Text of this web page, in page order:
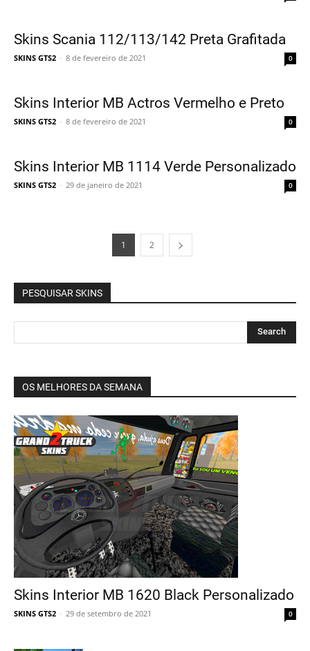
Skins Scania 112/113/142 Preta Grafitada
SKINS GTS2 - 8 de fevereiro de 2021 0
Skins Interior MB Actros Vermelho e Preto
SKINS GTS2 - 8 de fevereiro de 2021 0
Skins Interior MB 1114 Verde Personalizado
SKINS GTS2 - 29 de janeiro de 2021 0
1 2
PESQUISAR SKINS
OS MELHORES DA SEMANA
Skins Interior MB 1620 Black Personalizado
SKINS GTS2 - 29 de setembro de 2021 0